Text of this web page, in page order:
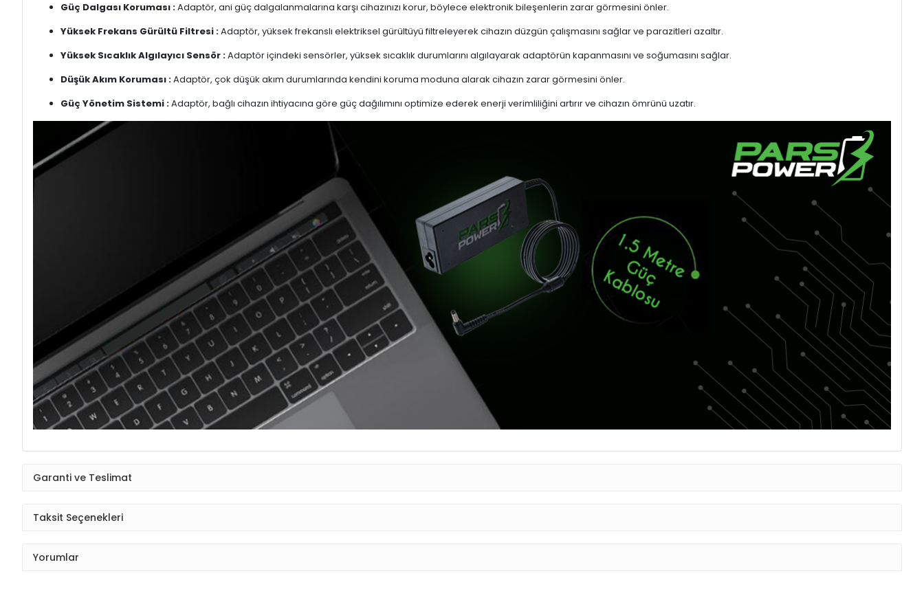
Güç Dalgası Koruması :Adaptör, ani güç dalgalanmalarına karşı cihazınızı korur, böylece elektronik bileşenlerin zarar görmesini önler.
Yüksek Frekans Gürültü Filtresi :Adaptör, yüksek frekanslı elektriksel gürültüyü filtreleyerek cihazın düzgün çalışmasını sağlar ve parazitleri azaltır.
Yüksek Sıcaklık Algılayıcı Sensör :Adaptör içindeki sensörler, yüksek sıcaklık durumlarını algılayarak adaptörün kapanmasını ve soğumasını sağlar.
Düşük Akım Koruması :Adaptör, çok düşük akım durumlarında kendini koruma moduna alarak cihazın zarar görmesini önler.
Güç Yönetim Sistemi :Adaptör, bağlı cihazın ihtiyacına göre güç dağılımını optimize ederek enerji verimliliğini artırır ve cihazın ömrünü uzatır.
Garanti ve Teslimat
Taksit Seçenekleri
Yorumlar